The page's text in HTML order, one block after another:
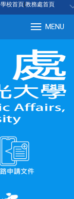
學校首頁 教務處首頁
MENU